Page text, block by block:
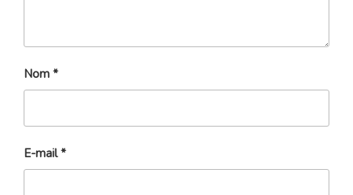
Nom *
E-mail*